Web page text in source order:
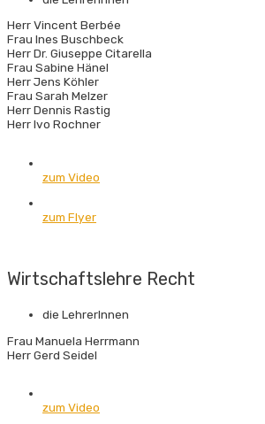
Herr Vincent Berbée
Frau Ines Buschbeck
Herr Dr. Giuseppe Citarella
Frau Sabine Hänel
Herr Jens Köhler
Frau Sarah Melzer
Herr Dennis Rastig
Herr Ivo Rochner
zum Video
zum Flyer
Wirt­schafts­lehre Recht
die LehrerInnen
Frau Manuela Herrmann
Herr Gerd Seidel
zum Video